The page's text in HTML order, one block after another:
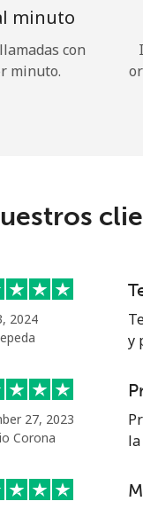
Iniciar
Continuar
minuto
con
minuto.
2024
y
27, 2023
Corona